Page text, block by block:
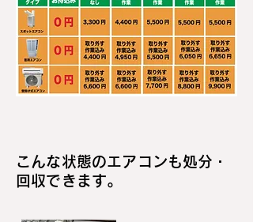
こんな状態のエアコンも処分・
回収できます。